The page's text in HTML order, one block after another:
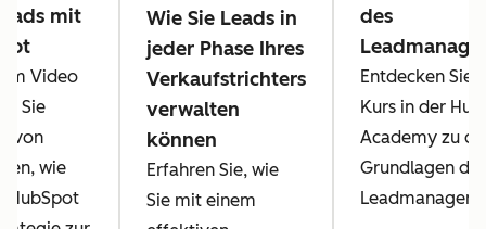
mit
Video
Sie
von
wie
HubSpot
Wie Sie Leads in
jeder Phase Ihres
Verkaufstrichters
verwalten
können
Erfahren Sie, wie
Sie mit einem
des
Entdecken Sie
Kurs in der
Academy zu
Grundlagen des